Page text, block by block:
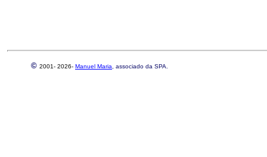
© 2001- 2026- Manuel Maria , associado da SPA.